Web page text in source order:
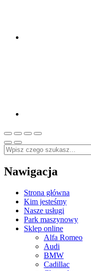
Nawigacja
Strona główna
Kim jesteśmy
Nasze usługi
Park maszynowy
Sklep online
Alfa Romeo
Audi
BMW
Cadillac